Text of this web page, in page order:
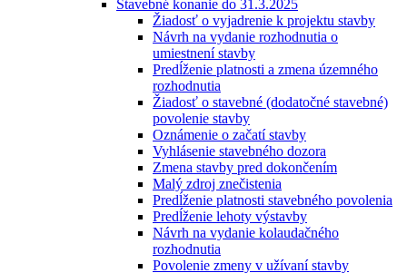
Stavebné konanie do 31.3.2025
Žiadosť o vyjadrenie k projektu stavby
Návrh na vydanie rozhodnutia o
umiestnení stavby
Predĺženie platnosti a zmena územného
rozhodnutia
Žiadosť o stavebné (dodatočné stavebné)
povolenie stavby
Oznámenie o začatí stavby
Vyhlásenie stavebného dozora
Zmena stavby pred dokončením
Malý zdroj znečistenia
Predĺženie platnosti stavebného povolenia
Predĺženie lehoty výstavby
Návrh na vydanie kolaudačného
rozhodnutia
Povolenie zmeny v užívaní stavby